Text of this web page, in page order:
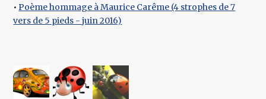
•Poème hommage à Maurice Carême (4 strophes de 7
vers de 5 pieds - juin 2016)